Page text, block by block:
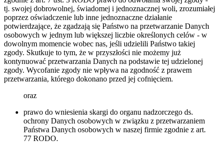
tj. swojej dobrowolnej, świadomej i jednoznacznej woli, zrozumiałej
poprzez oświadczenie lub inne jednoznaczne działanie
potwierdzające, że zgadzają się Państwo na przetwarzanie Danych
osobowych w jednym lub większej liczbie określonych celów - w
dowolnym momencie wobec nas, jeśli udzielili Państwo takiej
zgody. Skutkuje to tym, że w przyszłości nie możemy już
kontynuować przetwarzania Danych na podstawie tej udzielonej
zgody. Wycofanie zgody nie wpływa na zgodność z prawem
przetwarzania, którego dokonano przed jej cofnięciem.
oraz
prawo do wniesienia skargi do organu nadzorczego ds.
ochrony Danych osobowych w związku z przetwarzaniem
Państwa Danych osobowych w naszej firmie zgodnie z art.
77 RODO.